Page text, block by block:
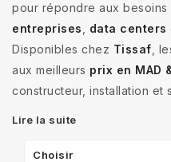
pour répondre aux besoins
entreprises
data centers
Disponibles chez Tissaf ,
aux meilleurs prix en MAD
constructeur, installation et
Lire la suite
Choisir